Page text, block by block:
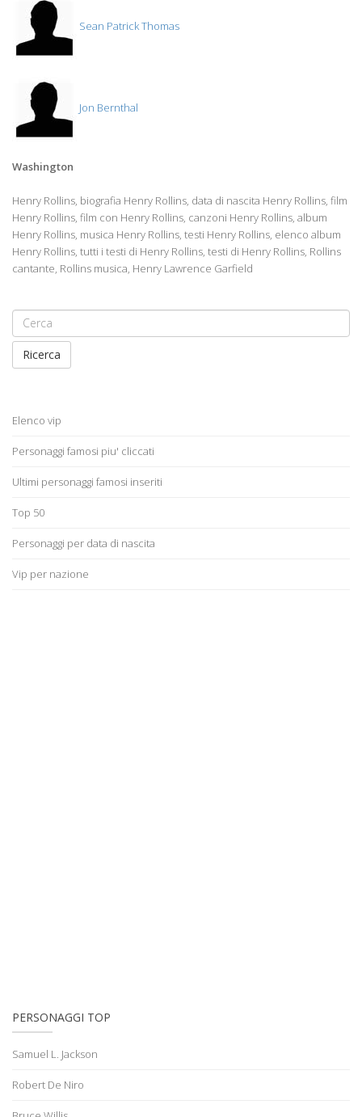
Sean Patrick Thomas
Jon Bernthal
Washington
Henry Rollins, biografia Henry Rollins, data di nascita Henry Rollins, film
Henry Rollins, film con Henry Rollins, canzoni Henry Rollins, album
Henry Rollins, musica Henry Rollins, testi Henry Rollins, elenco album
Henry Rollins, tutti i testi di Henry Rollins, testi di Henry Rollins, Rollins
cantante, Rollins musica, Henry Lawrence Garfield
Ricerca
Elenco vip
Personaggi famosi piu' cliccati
Ultimi personaggi famosi inseriti
Top 50
Personaggi per data di nascita
Vip per nazione
PERSONAGGI TOP
Samuel L. Jackson
Robert De Niro